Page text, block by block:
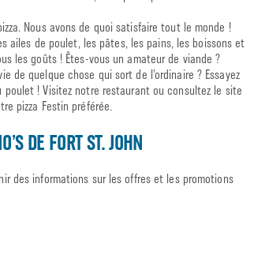
Nous avons de quoi satisfaire tout le monde !
ailes de poulet, les pâtes, les pains, les boissons et
les goûts ! Êtes-vous un amateur de viande ?
de quelque chose qui sort de l’ordinaire ? Essayez
poulet ! Visitez notre restaurant ou consultez le site
pizza Festin préférée.
DE FORT ST. JOHN
des informations sur les offres et les promotions